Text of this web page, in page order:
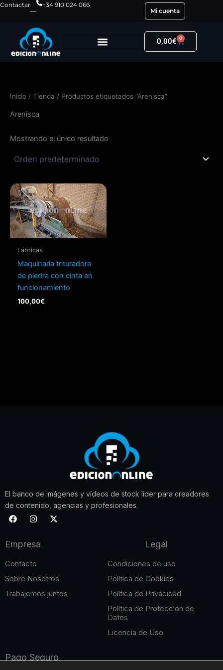
Ir
contenido
Contactar
+34 910 024 066
Mi cuenta
0,00€ 0
Carrito
Inicio / Tienda / Productos etiquetados “Arenisca”
Arenisca
Mostrando el único resultado
Fábricas
Maquinaria trituradora
de piedra con cinta en
funcionamiento
100,00€
El banco de imágenes y vídeos de stock líder para creadores
de contenido, agencias y profesionales.
F
a
b
o
I
n
a
r
m
X
-
r
Empresa
Contacto
Sobre Nosotros
Trabajemos juntos
Legal
Condiciones de uso
Política de Cookies
Política de Privacidad
Política de Protección de
Datos
Licencia de Uso
Pago Seguro